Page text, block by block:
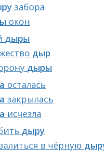
забора
окон
дыры
дыр
дыры
осталась
закрылась
исчезла
дыру
в чёрную